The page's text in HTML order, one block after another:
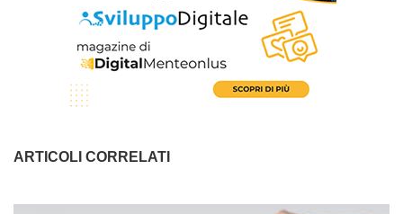
ARTICOLI CORRELATI